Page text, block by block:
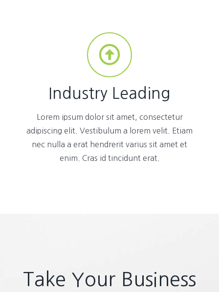
Industry Leading
Lorem ipsum dolor sit amet, consectetur
adipiscing elit. Vestibulum a lorem velit. Etiam
nec nulla a erat hendrerit varius sit amet et
enim. Cras id tincidunt erat.
Take Your Business